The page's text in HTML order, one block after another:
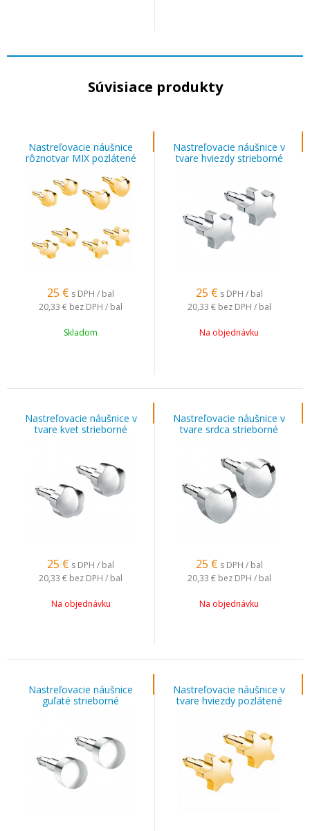
Súvisiace produkty
Nastreľovacie náušnice
rôznotvar MIX pozlátené
25 € s DPH / bal
20,33 € bez DPH / bal
Skladom
Nastreľovacie náušnice v
tvare hviezdy strieborné
25 € s DPH / bal
20,33 € bez DPH / bal
Na objednávku
Nastreľovacie náušnice v
tvare kvet strieborné
25 € s DPH / bal
20,33 € bez DPH / bal
Na objednávku
Nastreľovacie náušnice v
tvare srdca strieborné
25 € s DPH / bal
20,33 € bez DPH / bal
Na objednávku
Nastreľovacie náušnice
guľaté strieborné
Nastreľovacie náušnice v
tvare hviezdy pozlátené